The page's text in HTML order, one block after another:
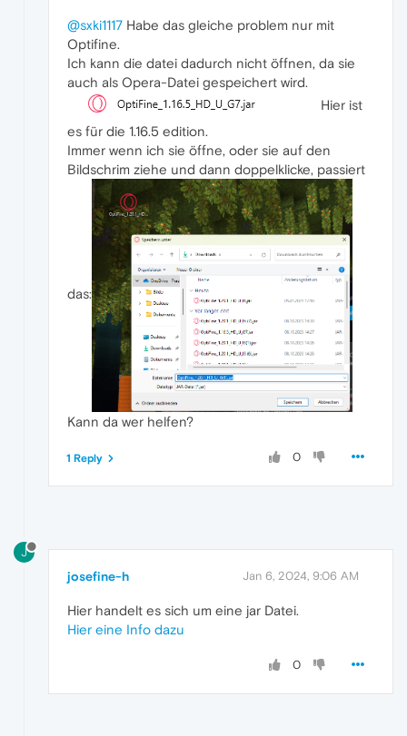
@sxki1117 Habe das gleiche problem nur mit
Optifine.
Ich kann die datei dadurch nicht öffnen, da sie
auch als Opera-Datei gespeichert wird.
Hier ist
es für die 1.16.5 edition.
Immer wenn ich sie öffne, oder sie auf den
Bildschrim ziehe und dann doppelklicke, passiert
das:
Kann da wer helfen?
0
1 Reply
J
josefine-h Jan 6, 2024, 9:06 AM
Hier handelt es sich um eine jar Datei.
Hier eine Info dazu
0